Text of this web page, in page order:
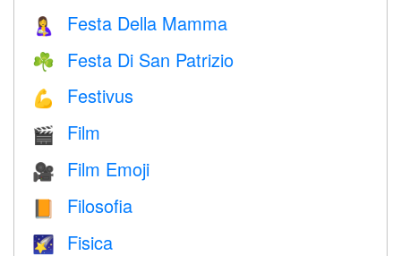
🤱 Festa Della Mamma
☘️ Festa Di San Patrizio
💪 Festivus
🎬 Film
🎥 Film Emoji
📙 Filosofia
🌠 Fisica